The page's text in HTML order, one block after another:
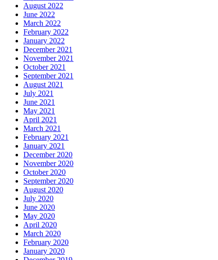
August 2022
June 2022
March 2022
February 2022
January 2022
December 2021
November 2021
October 2021
September 2021
August 2021
July 2021
June 2021
May 2021
April 2021
March 2021
February 2021
January 2021
December 2020
November 2020
October 2020
September 2020
August 2020
July 2020
June 2020
May 2020
April 2020
March 2020
February 2020
January 2020